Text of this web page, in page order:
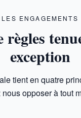
LES ENGAGEMENTS
exception
tient en quatre
opposer à tout